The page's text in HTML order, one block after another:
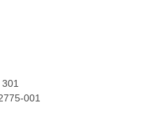
001